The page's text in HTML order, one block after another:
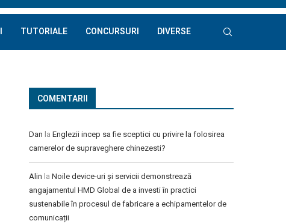
TUTORIALE CONCURSURI DIVERSE
COMENTARII
Dan la Englezii incep sa fie sceptici cu privire la folosirea
camerelor de supraveghere chinezesti?
Alin la Noile device-uri și servicii demonstrează
angajamentul HMD Global de a investi în practici
sustenabile în procesul de fabricare a echipamentelor de
comunicații